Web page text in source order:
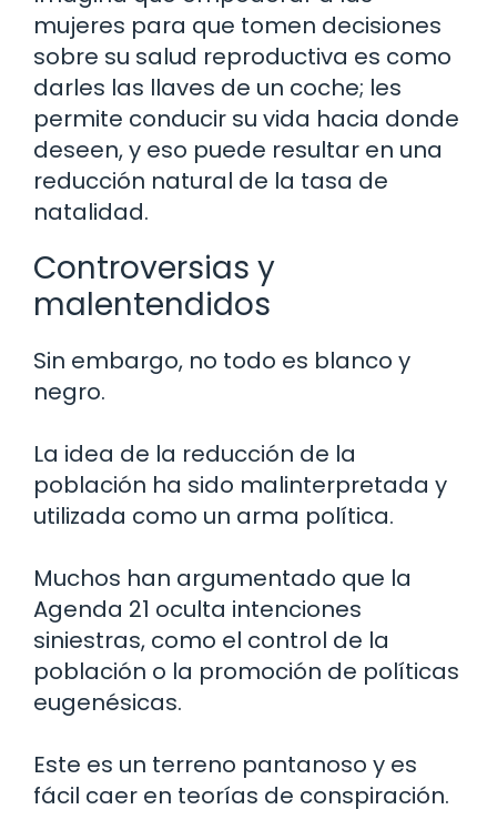
mujeres para que tomen decisiones
sobre su salud reproductiva es como
darles las llaves de un coche; les
permite conducir su vida hacia donde
deseen, y eso puede resultar en una
reducción natural de la tasa de
natalidad.
Controversias y
malentendidos
Sin embargo, no todo es blanco y
negro.
La idea de la reducción de la
población ha sido malinterpretada y
utilizada como un arma política.
Muchos han argumentado que la
Agenda 21 oculta intenciones
siniestras, como el control de la
población o la promoción de políticas
eugenésicas.
Este es un terreno pantanoso y es
fácil caer en teorías de conspiración.